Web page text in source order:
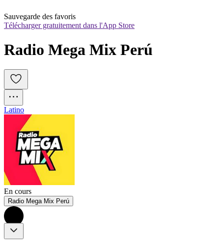
Sauvegarde des favoris
Télécharger gratuitement dans l'App Store
Radio Mega Mix Perú
Latino
En cours
Radio Mega Mix Perú